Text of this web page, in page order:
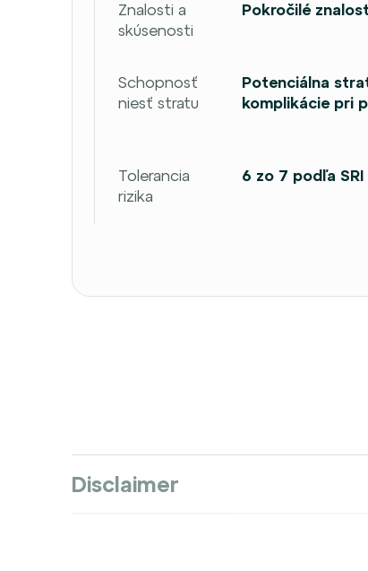
Znalosti a
skúsenosti
Pokročilé
Schopnosť
niesť stratu
Potenciálna
komplikácie pri
Tolerancia
rizika
6 zo 7 podľa SRI
Disclaimer